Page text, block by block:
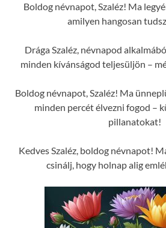
Boldog névnapot, Szaléz! Ma
amilyen hangosan
Drága Szaléz, névnapod
minden kívánságod teljesüljön –
Boldog névnapot, Szaléz! Ma
minden percét élvezni fogod –
pillanatokat!
Kedves Szaléz, boldog névnapot!
csinálj, hogy holnap alig